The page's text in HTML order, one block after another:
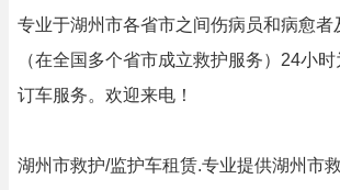
专业于湖州市各省市之间伤病员和病愈者
（在全国多个省市成立救护服务）24小
订车服务。欢迎来电！
湖州市救护/监护车租赁.专业提供湖州市